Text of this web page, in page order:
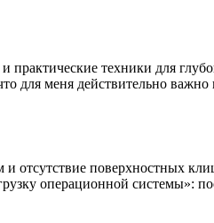
техники для
для меня действительно
отсутствие поверхностных
операционной системы»: